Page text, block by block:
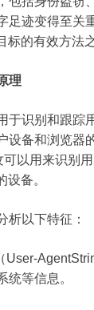
足迹变得至关
的有效方法之
理
识别和跟踪
设备和浏览器
可以用来识别
备。
以下特征：
统等信息。